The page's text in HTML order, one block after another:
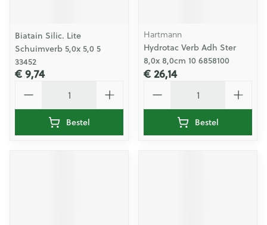
Biatain Silic. Lite
Schuimverb 5,0x 5,0 5
33452
€ 9,74
Bestel
Hartmann
Hydrotac Verb Adh Ster
8,0x 8,0cm 10 6858100
€ 26,14
Bestel